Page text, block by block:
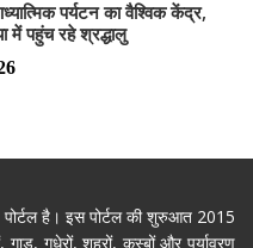
पर्यटन का वैश्विक केंद्र,
में पहुंच रहे श्रद्धालु
पोर्टल है। इस पोर्टल की शुरुआत 2015
गधेरों, शहरों, कस्बों और पर्यावरण